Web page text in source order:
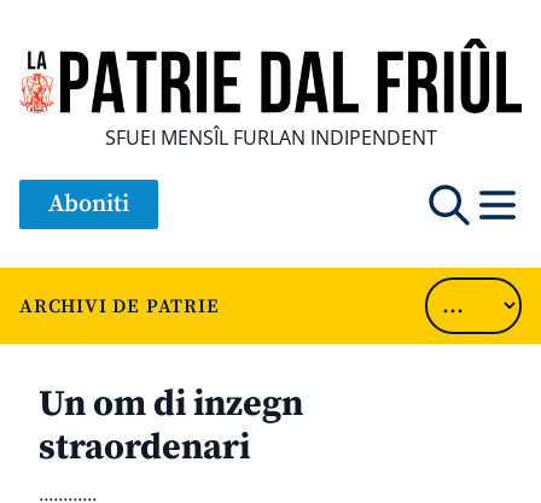
SFUEI MENSÎL FURLAN INDIPENDENT
Aboniti
ARCHIVI DE PATRIE
Un om di inzegn
straordenari
............